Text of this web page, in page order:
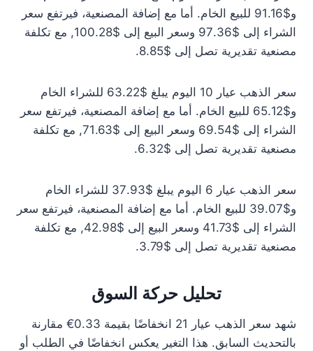
و$91.16 للبيع الخام. أما مع إضافة المصنعية، فيرتفع سعر
الشراء إلى $97.36 وسعر البيع إلى $100.28, مع تكلفة
مصنعية تقديرية تصل إلى $8.85.
سعر الذهب عيار 10 اليوم يبلغ $63.22 للشراء الخام
و$65.12 للبيع الخام. أما مع إضافة المصنعية، فيرتفع سعر
الشراء إلى $69.54 وسعر البيع إلى $71.63, مع تكلفة
مصنعية تقديرية تصل إلى $6.32.
سعر الذهب عيار 6 اليوم يبلغ $37.93 للشراء الخام
و$39.07 للبيع الخام. أما مع إضافة المصنعية، فيرتفع سعر
الشراء إلى $41.73 وسعر البيع إلى $42.98, مع تكلفة
مصنعية تقديرية تصل إلى $3.79.
تحليل حركة السوق
شهد سعر الذهب عيار 21 انخفاضًا بقيمة 0.33€ مقارنة
بالتحديث السابق. هذا التغير يعكس انخفاضًا في الطلب أو